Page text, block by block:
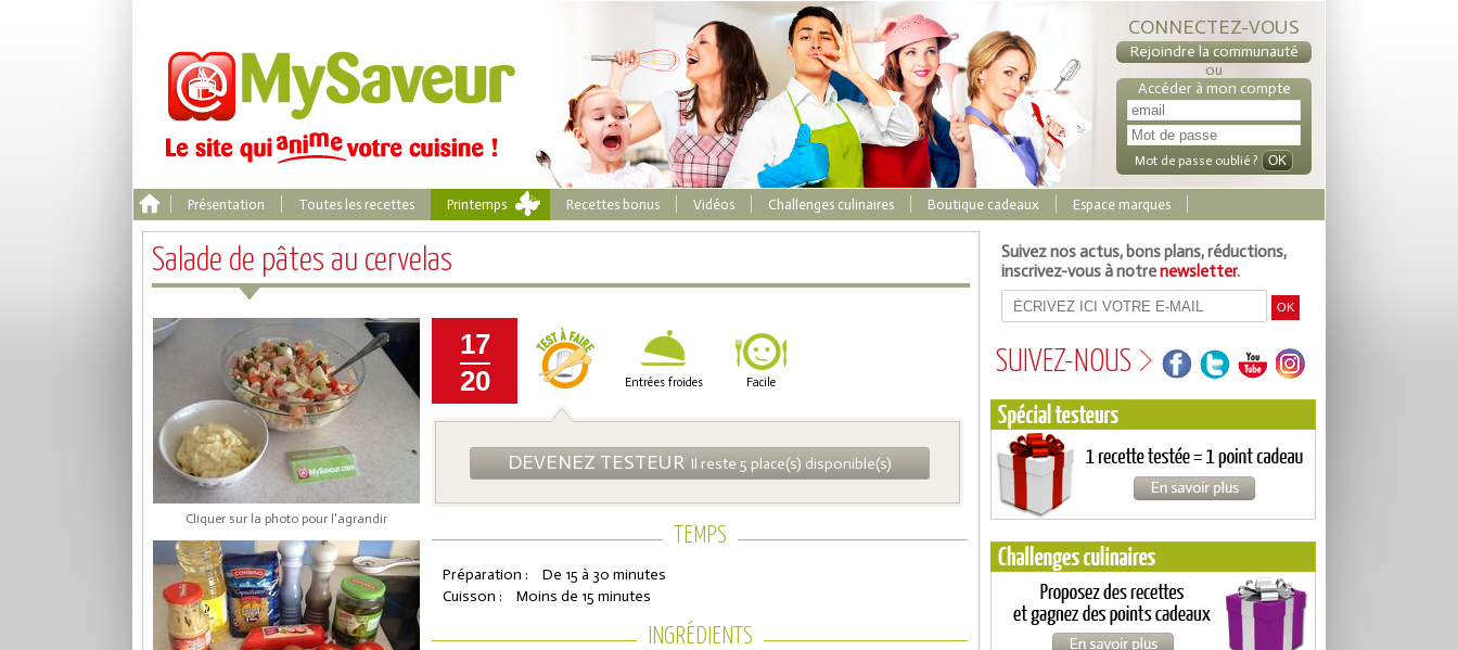
CONNECTEZ-VOUS
Rejoindre la communauté
ou
Accéder à mon compte
Mot de passe oublié ?
Présentation Toutes les recettes Printemps Recettes bonus Vidéos Challenges culinaires Boutique cadeaux Espace marques
Salade de pâtes au cervelas
Cliquer sur la photo pour l'agrandir
17
20
Entrées froides Facile
DEVENEZ TESTEUR Il reste 5 place(s) disponible(s)
TEMPS
Préparation :
De 15 à 30 minutes
Cuisson :
Moins de 15 minutes
INGRÉDIENTS
Suivez nos actus, bons plans, réductions,
inscrivez-vous à notrenewsletter.
SUIVEZ-NOUS